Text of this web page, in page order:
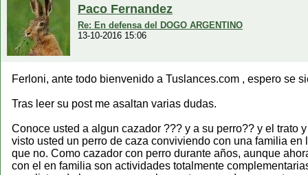
Paco Fernandez
Re: En defensa del DOGO ARGENTINO
13-10-2016 15:06
Ferloni, ante todo bienvenido a Tuslances.com , espero se
Tras leer su post me asaltan varias dudas.
Conoce usted a algun cazador ??? y a su perro?? y el trato
visto usted un perro de caza conviviendo con una familia
que no. Como cazador con perro durante años, aunque
con el en familia son actividades totalmente